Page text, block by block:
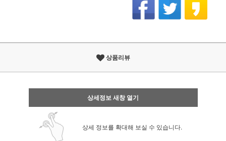
상품리뷰
상세정보 새창 열기
상세 정보를 확대해 보실 수 있습니다.